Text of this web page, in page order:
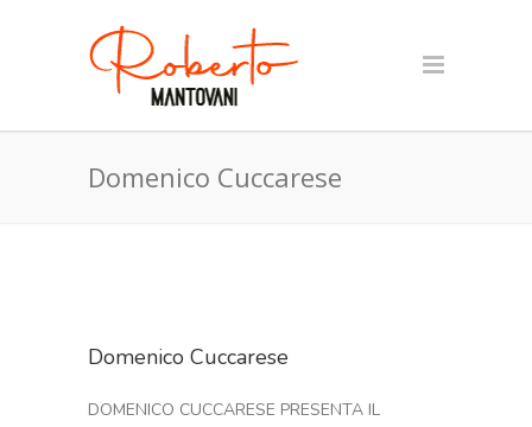
Domenico Cuccarese
Domenico Cuccarese
DOMENICO CUCCARESE PRESENTA IL